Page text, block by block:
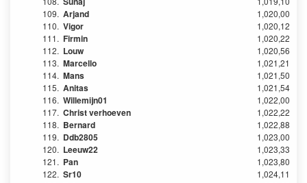
109. Arjand
1,020,00
110. Vigor
1,020,12
111. Firmin
1,020,22
112. Louw
1,020,56
113. Marcello
1,021,21
114. Mans
1,021,50
115. Anitas
1,021,54
116. Willemijn01
1,022,00
117. Christ verhoeven
1,022,22
118. Bernard
1,022,88
119. Ddb2805
1,023,00
120. Leeuw22
1,023,33
121. Pan
1,023,80
122. Sr10
1,024,11